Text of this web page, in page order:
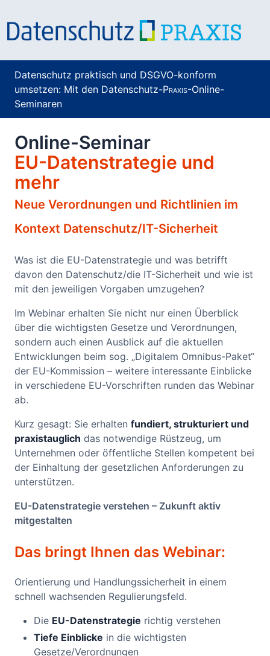
Datenschutz praktisch und DSGVO-konform
umsetzen: Mit den Datenschutz-Praxis-Online-
Seminaren
Online-Seminar
EU-Datenstrategie und
mehr
Neue Verordnungen und Richtlinien im
Kontext Datenschutz/IT-Sicherheit
Was ist die EU-Datenstrategie und was betrifft
davon den Datenschutz/die IT-Sicherheit und wie ist
mit den jeweiligen Vorgaben umzugehen?
Im Webinar erhalten Sie nicht nur einen Überblick
über die wichtigsten Gesetze und Verordnungen,
sondern auch einen Ausblick auf die aktuellen
Entwicklungen beim sog. „Digitalem Omnibus-Paket“
der EU-Kommission – weitere interessante Einblicke
in verschiedene EU-Vorschriften runden das Webinar
ab.
Kurz gesagt: Sie erhalten fundiert, strukturiert und
praxistauglich das notwendige Rüstzeug, um
Unternehmen oder öffentliche Stellen kompetent bei
der Einhaltung der gesetzlichen Anforderungen zu
unterstützen.
EU-Datenstrategie verstehen – Zukunft aktiv
mitgestalten
Das bringt Ihnen das Webinar:
Orientierung und Handlungssicherheit in einem
schnell wachsenden Regulierungsfeld.
Die EU-Datenstrategie richtig verstehen
Tiefe Einblicke in die wichtigsten
Gesetze/Verordnungen